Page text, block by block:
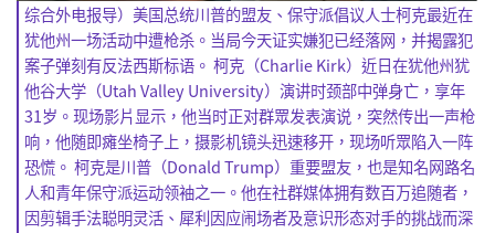
综合外电报导）美国总统川普的盟友、 保守派倡议人士柯克最近在
犹他州一场活动中遭枪杀。 当局今天证实嫌犯已经落网，并揭露犯
案子弹刻有反法西斯标语。 柯克（Charlie Kirk）近日在犹他州犹
他谷大学（Utah Valley University）演讲时颈部中弹身亡，享年
31岁。现场影片显示，他当时正对群眾发表演说，突然传出一声枪
响， 他随即瘫坐椅子上，摄影机镜头迅速移开，现场听眾陷入一阵
恐慌。 柯克是川普（Donald Trump）重要盟友， 也是知名网路名
人和青年保守派运动领袖之一。他在社群媒体拥有数百万追随者，
因剪辑手法聪明灵活、 犀利因应闹场者及意识形态对手的挑战而深